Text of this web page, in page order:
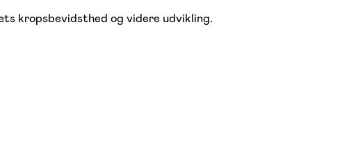
kropsbevidsthed og videre udvikling.